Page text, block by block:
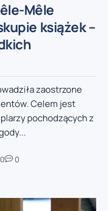
Mêle
książek –
zaostrzone
Celem jest
pochodzących z
0